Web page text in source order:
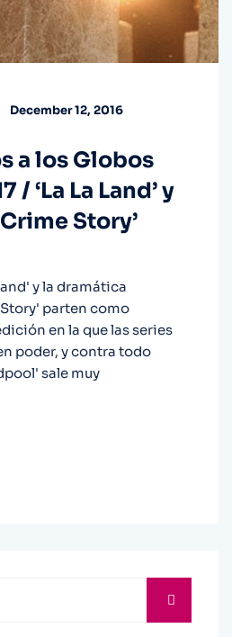
December 12, 2016
a los Globos
/ ‘La La Land’ y
Story’
y la dramática
parten como
en la que las series
poder, y contra todo
sale muy